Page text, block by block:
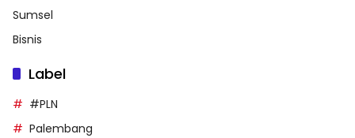
Sumsel
Bisnis
Label
#PLN
Palembang